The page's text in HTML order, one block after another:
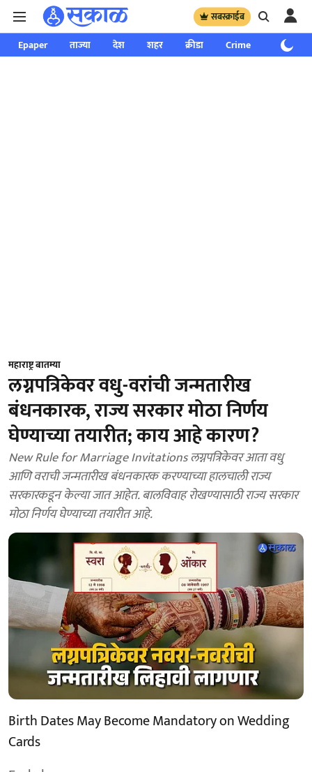
सबस्क्राईब
Epaper ताज्या देश शहर क्रीडा Crime साप्ताहिक
महाराष्ट्र बातम्या
लग्नपत्रिकेवर वधु-वरांची जन्मतारीख
बंधनकारक, राज्य सरकार मोठा निर्णय
घेण्याच्या तयारीत; काय आहे कारण?
New Rule for Marriage Invitations लग्नपत्रिकेवर आता वधु
आणि वराची जन्मतारीख बंधनकारक करण्याच्या हालचाली राज्य
सरकारकडून केल्या जात आहेत. बालविवाह रोखण्यासाठी राज्य सरकार
मोठा निर्णय घेण्याच्या तयारीत आहे.
Birth Dates May Become Mandatory on Wedding
Cards